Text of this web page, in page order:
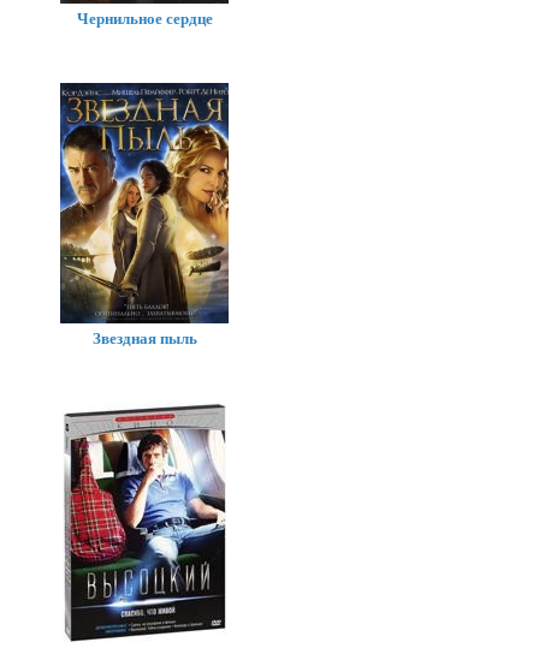
Чернильное сердце
Звездная пыль